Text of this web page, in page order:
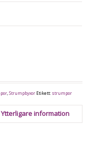
,Strumpbyxor Etikett: strumpor
Ytterligare information